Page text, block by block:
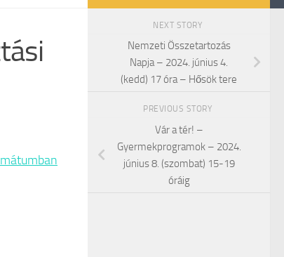
NEXT STORY
Nemzeti Összetartozás
Napja – 2024. június 4.
(kedd) 17 óra – Hősök tere
PREVIOUS STORY
Vár a tér! –
Gyermekprogramok – 2024.
június 8. (szombat) 15-19
óráig